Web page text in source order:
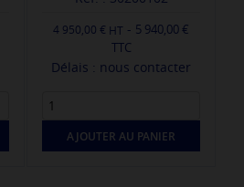
4 950,00 € - 5 940,00 €
TTC
Délais : nous contacter
AJOUTER AU PANIER